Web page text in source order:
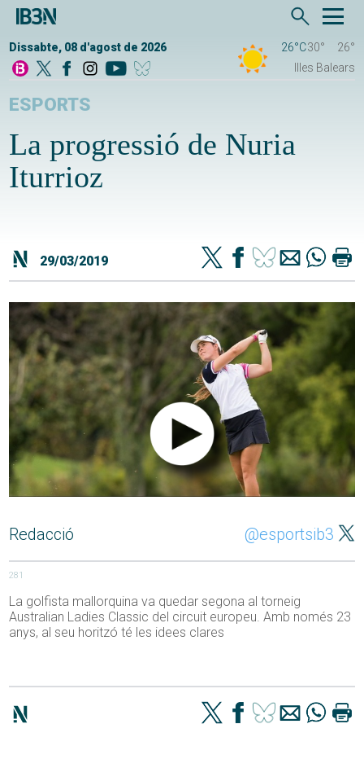
Dissabte, 08 d'agost de 2026 26°C30°
26°
Illes Balears
ESPORTS
La progressió de Nuria
Iturrioz
29/03/2019
Redacció @esportsib3
281
La golfista mallorquina va quedar segona al torneig
Australian Ladies Classic del circuit europeu. Amb només 23
anys, al seu horitzó té les idees clares